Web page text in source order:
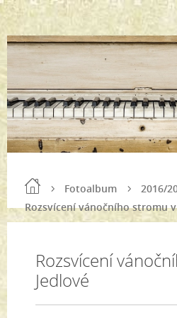
Fotoalbum
2016/
Rozsvícení vánočního stromu
Rozsvícení
Jedlové